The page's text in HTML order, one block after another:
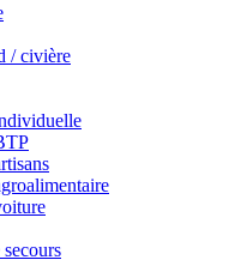
/ civière